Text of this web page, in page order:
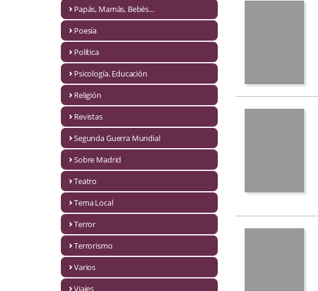
Novela fantástica
Novela romántica
Otros idiomas
Papás, Mamás, bebés...
Papás, Mamás, Bebés...
Papás, Mamás, Bebés…
Psicología. Educación
Papás, Mamás, Bebés…
Poesía
Política
Psicología. Educación
Religión
Revistas
Segunda Guerra Mundial
Sobre Madrid
Teatro
Tema Local
Terror
Terrorismo
Varios
Viajes